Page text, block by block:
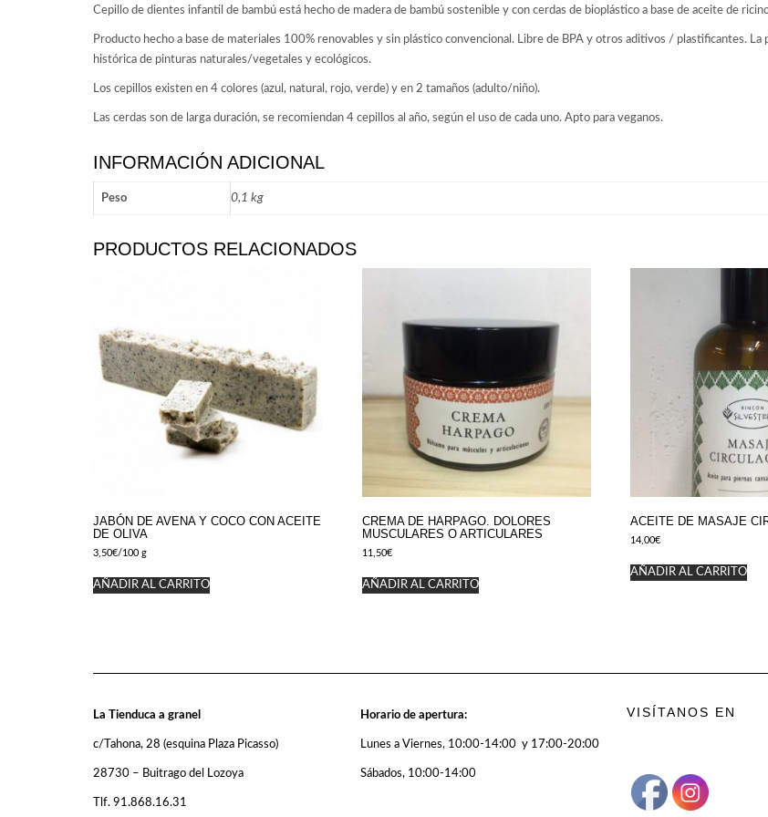
Cepillo de dientes infantil de bambú está hecho de madera de bambú sostenible y con cerdas de bioplástico a base de aceite de
Producto hecho a base de materiales 100% renovables y sin plástico convencional. Libre de BPA y otros aditivos / plastificantes.
histórica de pinturas naturales/vegetales y ecológicos.
Los cepillos existen en 4 colores (azul, natural, rojo, verde) y en 2 tamaños (adulto/niño).
Las cerdas son de larga duración, se recomiendan 4 cepillos al año, según el uso de cada uno. Apto para veganos.
INFORMACIÓN ADICIONAL
Peso 0,1 kg
PRODUCTOS RELACIONADOS
JABÓN DE AVENA Y COCO CON ACEITE
DE OLIVA
3,50€/100 g
AÑADIR AL CARRITO
CREMA DE HARPAGO. DOLORES
MUSCULARES O ARTICULARES
11,50€
AÑADIR AL CARRITO
ACEITE DE MASAJE
14,00€
AÑADIR AL CARRITO
La Tienduca a granel
c/Tahona, 28 (esquina Plaza Picasso)
28730 – Buitrago del Lozoya
Tlf. 91.868.16.31
Horario de apertura:
Lunes a Viernes, 10:00-14:00 y 17:00-20:00
Sábados, 10:00-14:00
VISÍTANOS EN